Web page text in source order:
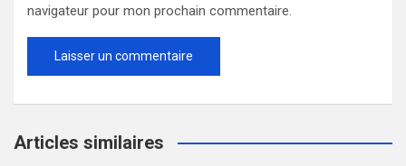
navigateur pour mon prochain commentaire.
Articles similaires